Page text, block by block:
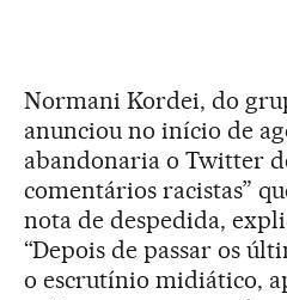
Normani Kordei, do
anunciou no início de
abandonaria o Twitter
comentários racistas”
nota de despedida,
“Depois de passar os
o escrutínio midiático,